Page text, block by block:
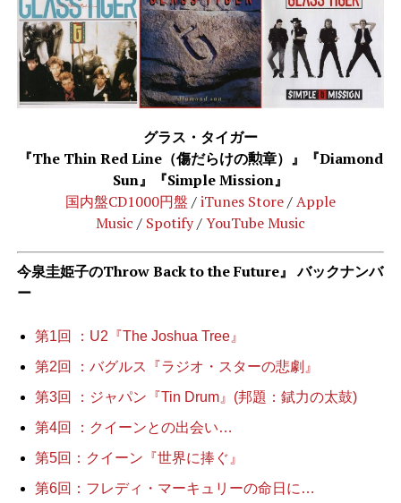
グラス・タイガー
『The Thin Red Line（傷だらけの勲章）』『Diamond
Sun』『Simple Mission』
国内盤CD1000円盤 /iTunes Store/Apple
Music / Spotify/YouTube Music
今泉圭姫子のThrow Back to the Future』 バックナンバ
ー
第1回 ：U2『The Joshua Tree』
第2回 ：バグルス『ラジオ・スターの悲劇』
第3回 ：ジャパン『Tin Drum』(邦題：錻力の太鼓)
第4回 ：クイーンとの出会い…
第5回：クイーン『世界に捧ぐ』
第6回：フレディ・マーキュリーの命日に…